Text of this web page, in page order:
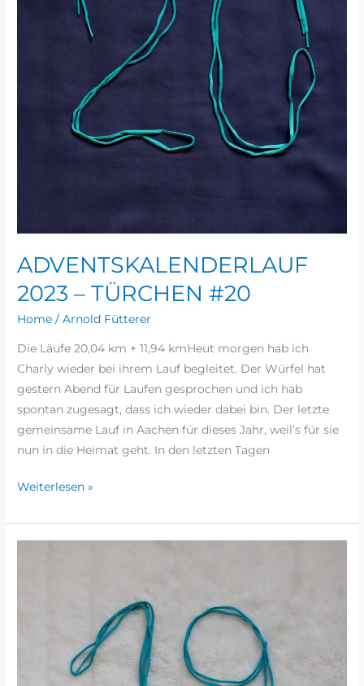
ADVENTSKALENDERLAUF
2023 – TÜRCHEN #20
Home /Arnold Fütterer
Die Läufe 20,04 km + 11,94 kmHeut morgen hab ich
Charly wieder bei ihrem Lauf begleitet. Der Würfel hat
gestern Abend für Laufen gesprochen und ich hab
spontan zugesagt, dass ich wieder dabei bin. Der letzte
gemeinsame Lauf in Aachen für dieses Jahr, weil’s für sie
nun in die Heimat geht. In den letzten Tagen
Weiterlesen »